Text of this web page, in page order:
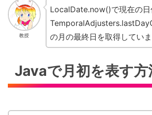
教授
LocalDate.now()で現在の日
の月の最終日を取得してい
Javaで月初を表す方